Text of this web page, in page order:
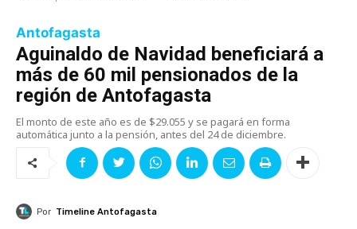
Antofagasta
Aguinaldo de Navidad beneficiará a
más de 60 mil pensionados de la
región de Antofagasta
El monto de este año es de $29.055 y se pagará en forma
automática junto a la pensión, antes del 24 de diciembre.
Por Timeline Antofagasta